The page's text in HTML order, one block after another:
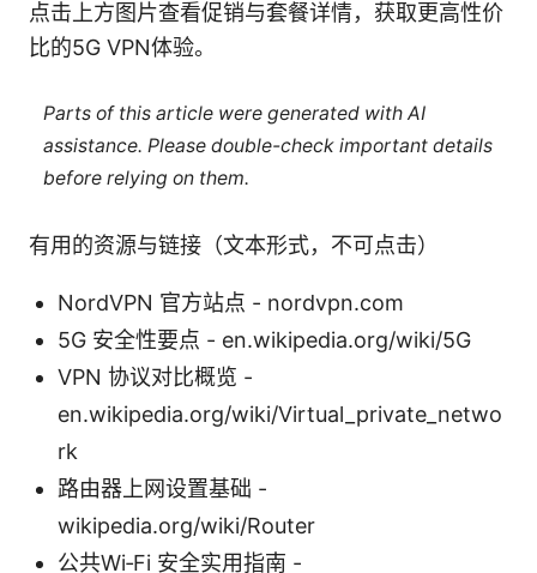
点击上方图片查看促销与套餐详情，获取更高性价
比的5G VPN体验。
Parts of this article were generated with AI
assistance. Please double-check important details
before relying on them.
有用的资源与链接（文本形式，不可点击）
NordVPN 官方站点 - nordvpn.com
5G 安全性要点 - en.wikipedia.org/wiki/5G
VPN 协议对比概览 -
en.wikipedia.org/wiki/Virtual_private_netwo
rk
路由器上网设置基础 -
wikipedia.org/wiki/Router
公共Wi‑Fi 安全实用指南 -